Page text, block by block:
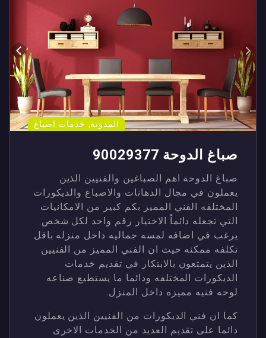
المدونة,خدمات اصباغ
صباغ الدوحة 90029377
صباغ الدوحة اهم الصباغين والفنيين الذين
يعملون في مجال الدهانات والاصباغ والديكورات
المختلفه الفني المميز بكم كبير من الامكانيات
التي تجعله دائماً الاختيار رقم واحد لكل شخص
يرغب في اضافه لمسه جماليه داخل منزله باقل
تكلفه ممكنه حيث ان الفني المميز من الفنيين
الذين يتمتعون بالابتكار في تقديم خدمات
الديكورات المختلفه ودائما ما يستطيع صناعه
لوحه فنيه مميزه داخل المنزل.
كما ان فني الديكورات من الفنيين الذين يعملون
دائما على تقديم العديد من الخدمات الاخرى